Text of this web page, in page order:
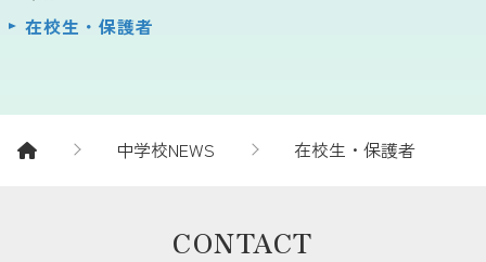
在校生・保護者
中学校NEWS 在校生・保護者
CONTACT